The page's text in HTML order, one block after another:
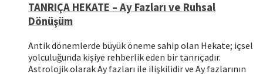
TANRIÇA HEKATE – Ay Fazları ve Ruhsal
Dönüşüm
Antik dönemlerde büyük öneme sahip olan Hekate; içsel
yolculuğunda kişiye rehberlik eden bir tanrıçadır.
Astrolojik olarak Ay fazları ile ilişkilidir ve Ay fazlarının